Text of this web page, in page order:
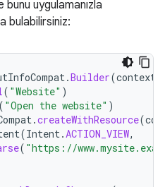
uygulamanızla
bulabilirsiniz:
.Builder(context
( "Website" )
( "Open the website" )
.createWithResource(
(Intent.ACTION_VIEW,
( "https://